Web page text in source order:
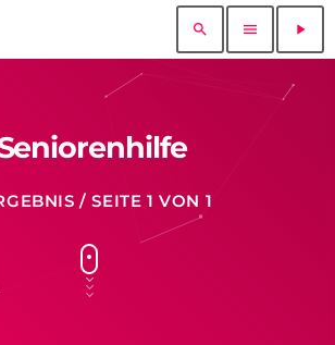
search menu play_arrow
/ SEITE 1 VON 1